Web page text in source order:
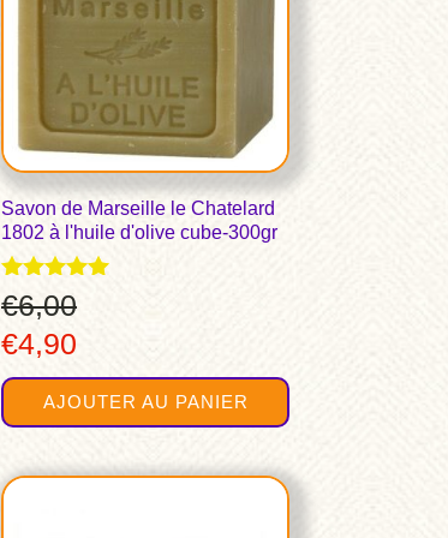
Savon de Marseille le Chatelard
1802 à l'huile d'olive cube-300gr
Note
5.00
sur 5
€6,00
Le
prix
initial
€6,00.
€4,90
prix
actuel
est :
AJOUTER AU PANIER